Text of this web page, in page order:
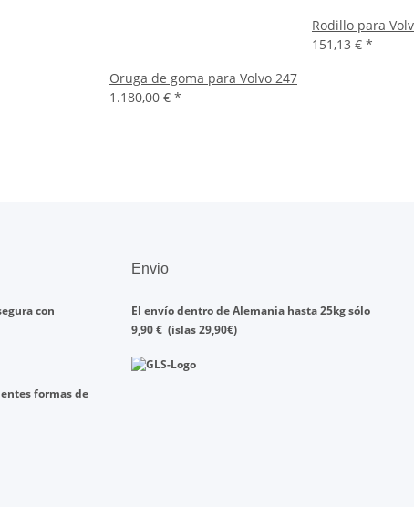
Oruga de goma para Volvo 247
1.180,00 € *
Rodillo para
151,13 € *
con
formas de
Envio
El envío dentro de Alemania hasta 25kg sólo
9,90 € (islas29,90€)